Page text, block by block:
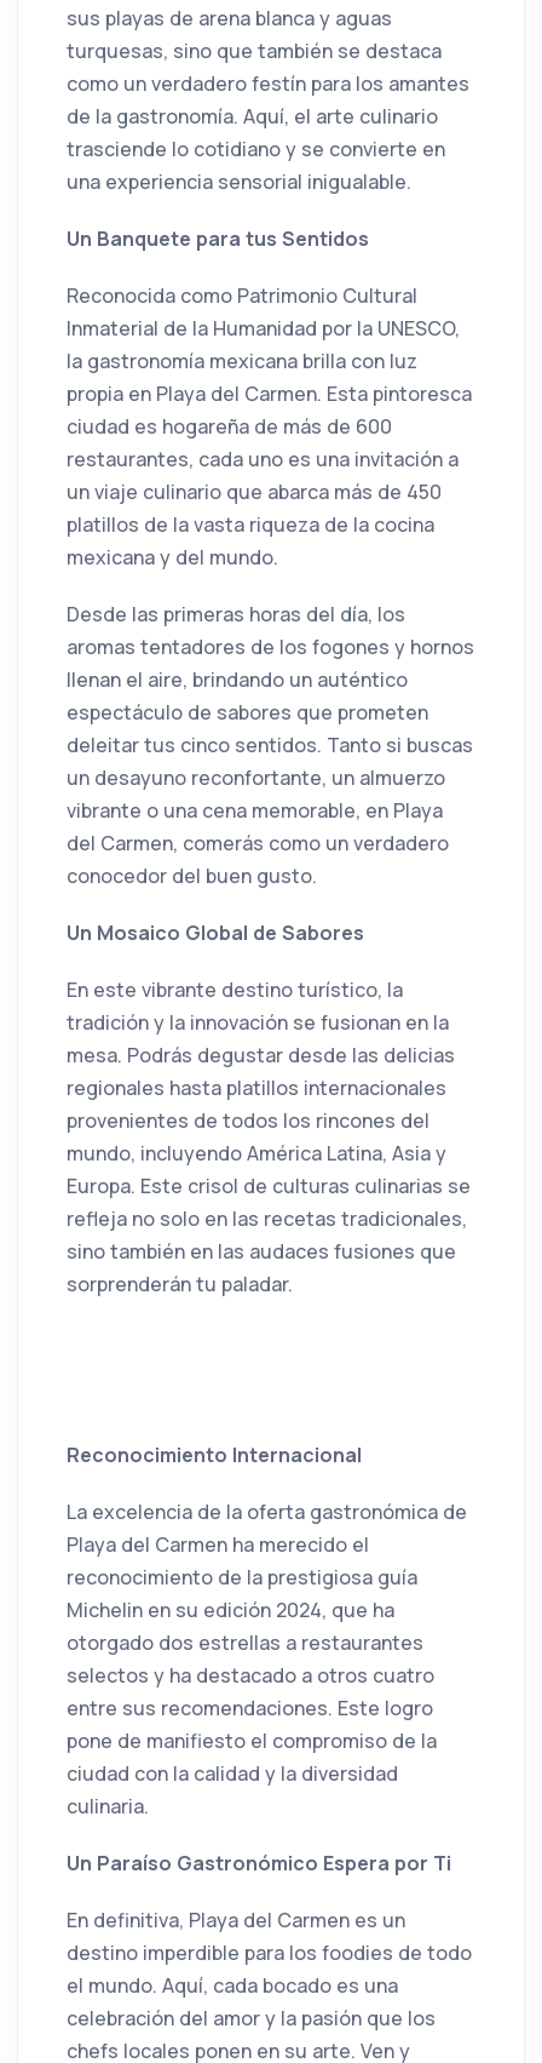
sus playas de arena blanca y aguas
turquesas, sino que también se destaca
como un verdadero festín para los amantes
de la gastronomía. Aquí, el arte culinario
trasciende lo cotidiano y se convierte en
una experiencia sensorial inigualable.
Un Banquete para tus Sentidos
Reconocida como Patrimonio Cultural
Inmaterial de la Humanidad por la UNESCO,
la gastronomía mexicana brilla con luz
propia en Playa del Carmen. Esta pintoresca
ciudad es hogareña de más de 600
restaurantes, cada uno es una invitación a
un viaje culinario que abarca más de 450
platillos de la vasta riqueza de la cocina
mexicana y del mundo.
Desde las primeras horas del día, los
aromas tentadores de los fogones y hornos
llenan el aire, brindando un auténtico
espectáculo de sabores que prometen
deleitar tus cinco sentidos. Tanto si buscas
un desayuno reconfortante, un almuerzo
vibrante o una cena memorable, en Playa
del Carmen, comerás como un verdadero
conocedor del buen gusto.
Un Mosaico Global de Sabores
En este vibrante destino turístico, la
tradición y la innovación se fusionan en la
mesa. Podrás degustar desde las delicias
regionales hasta platillos internacionales
provenientes de todos los rincones del
mundo, incluyendo América Latina, Asia y
Europa. Este crisol de culturas culinarias se
refleja no solo en las recetas tradicionales,
sino también en las audaces fusiones que
sorprenderán tu paladar.
Reconocimiento Internacional
La excelencia de la oferta gastronómica de
Playa del Carmen ha merecido el
reconocimiento de la prestigiosa guía
Michelin en su edición 2024, que ha
otorgado dos estrellas a restaurantes
selectos y ha destacado a otros cuatro
entre sus recomendaciones. Este logro
pone de manifiesto el compromiso de la
ciudad con la calidad y la diversidad
culinaria.
Un Paraíso Gastronómico Espera por Ti
En definitiva, Playa del Carmen es un
destino imperdible para los foodies de todo
el mundo. Aquí, cada bocado es una
celebración del amor y la pasión que los
chefs locales ponen en su arte. Ven y